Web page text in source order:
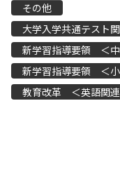
その他
大学入学共通テスト
新学習指導要領 ＜
新学習指導要領 ＜
教育改革 ＜英語関